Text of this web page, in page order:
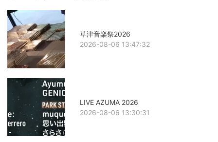
草津音楽祭2026
2026-08-06 13:47:32
LIVE AZUMA 2026
2026-08-06 13:30:31